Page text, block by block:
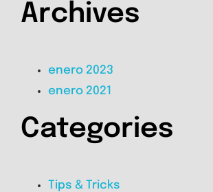
Archives
enero 2023
enero 2021
Categories
Tips & Tricks